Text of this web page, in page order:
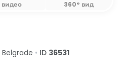
видео 360° вид
Belgrade • ID 36531